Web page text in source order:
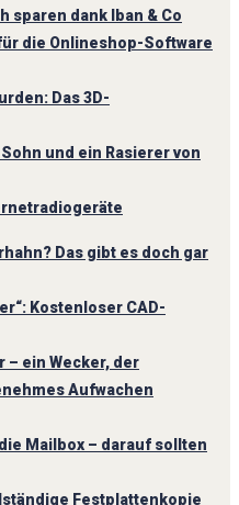
sparen dank Iban & Co
die Onlineshop-Software
Das 3D-
und ein Rasierer von
Das gibt es doch gar
Kostenloser CAD-
– ein Wecker, der
Aufwachen
Mailbox – darauf sollten
Festplattenkopie